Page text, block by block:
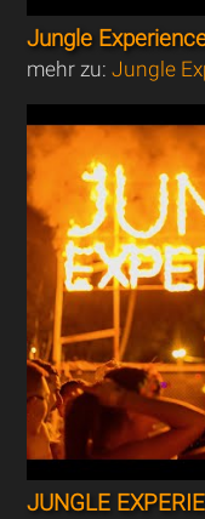
Jungle
mehr zu:Jungle
JUNGLE